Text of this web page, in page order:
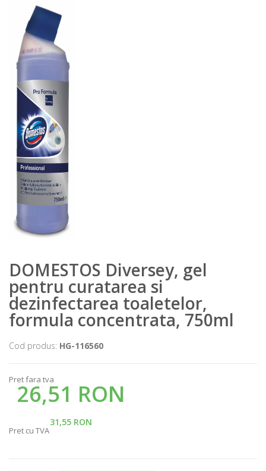
DOMESTOS Diversey, gel
pentru curatarea si
dezinfectarea toaletelor,
formula concentrata, 750ml
Cod produs: HG-116560
Pret fara tva
26,51 RON
31,55 RON
Pret cu TVA